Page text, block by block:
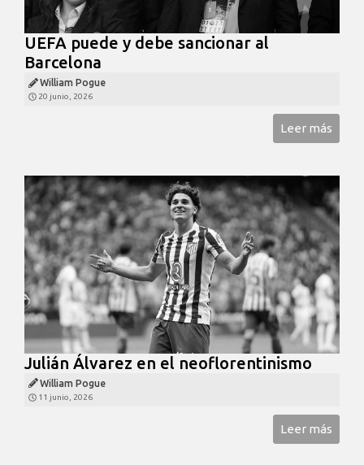
UEFA puede y debe sancionar al
Barcelona
William Pogue
20 junio, 2026
Leer más
Julián Álvarez en el neoflorentinismo
William Pogue
11 junio, 2026
Leer más